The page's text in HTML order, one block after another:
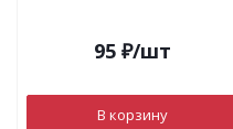
95 ₽/шт
В корзину